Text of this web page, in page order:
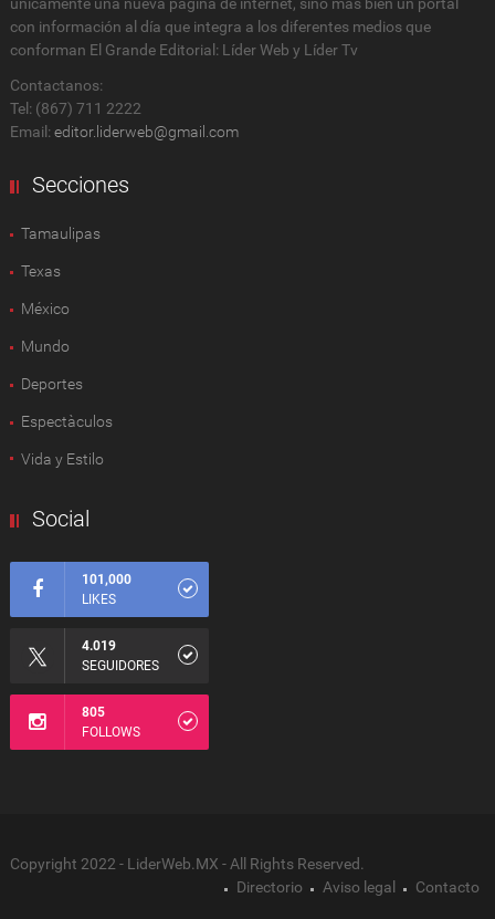
con información al día que integra a los diferentes medios que
conforman El Grande Editorial: Líder Web y Líder Tv
Contactanos:
Tel: (867) 711 2222
Email: editor.liderweb@gmail.com
Secciones
Tamaulipas
Texas
México
Mundo
Deportes
Espectàculos
Vida y Estilo
Social
101,000
LIKES
4.019
SEGUIDORES
805
FOLLOWS
Copyright 2022 - LiderWeb.MX - All Rights Reserved.
Directorio
Aviso legal Contacto